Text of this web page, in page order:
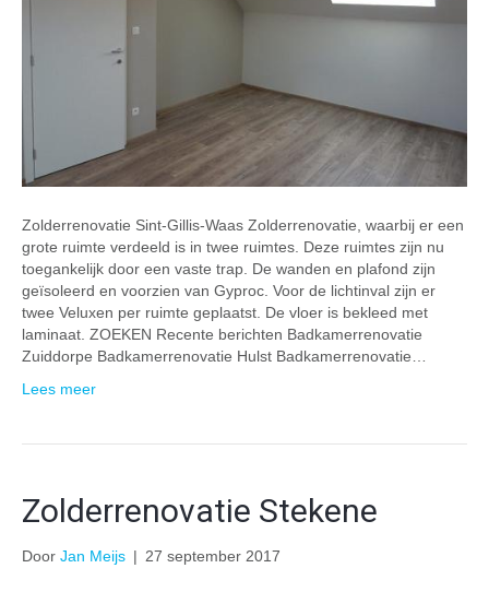
Zolderrenovatie Sint-Gillis-Waas Zolderrenovatie, waarbij er een
grote ruimte verdeeld is in twee ruimtes. Deze ruimtes zijn nu
toegankelijk door een vaste trap. De wanden en plafond zijn
geïsoleerd en voorzien van Gyproc. Voor de lichtinval zijn er
twee Veluxen per ruimte geplaatst. De vloer is bekleed met
laminaat. ZOEKEN Recente berichten Badkamerrenovatie
Zuiddorpe Badkamerrenovatie Hulst Badkamerrenovatie…
Lees meer
Zolderrenovatie Stekene
Door Jan Meijs | 27 september 2017